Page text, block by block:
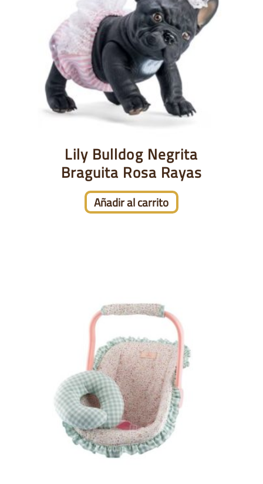
Lily Bulldog Negrita
Braguita Rosa Rayas
Añadir al carrito